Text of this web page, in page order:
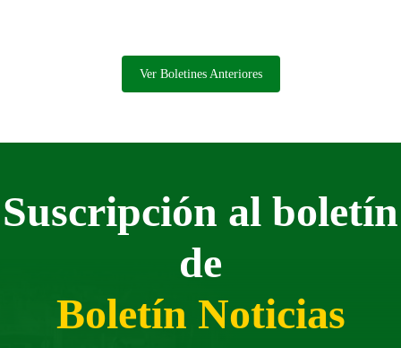
Ver Boletines Anteriores
Suscripción al boletín
de
Boletín Noticias